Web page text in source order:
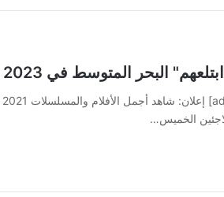
البحر المتوسط في 2023
الخميس…